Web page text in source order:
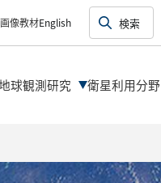
像教材English
球観測研究 衛星利用分野
紹介